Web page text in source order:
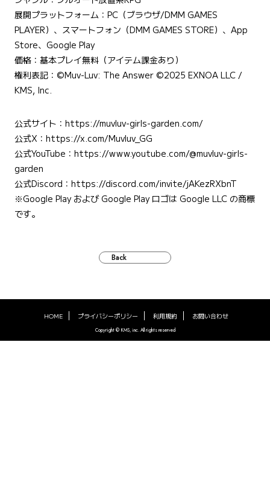
展開プラットフォーム：PC（ブラウザ/DMM GAMES
PLAYER）、スマートフォン（DMM GAMES STORE）、App
Store、Google Play
価格：基本プレイ無料（アイテム課金あり）
権利表記：©Muv-Luv: The Answer ©︎2025 EXNOA LLC /
KMS, Inc.
公式サイト： https://muvluv-girls-garden.com/
公式X： https://x.com/Muvluv_GG
公式YouTube： https://www.youtube.com/@muvluv-girls-
garden
公式Discord： https://discord.com/invite/jAKezRXbnT
※Google Play および Google Play ロゴは Google LLC の商標
です。
Back
HOME プライバシーポリシー 利用規約 お問い合わせ
Copyright © KMS, inc. All rights reserved